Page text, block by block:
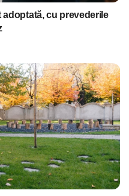
adoptată, cu prevederile